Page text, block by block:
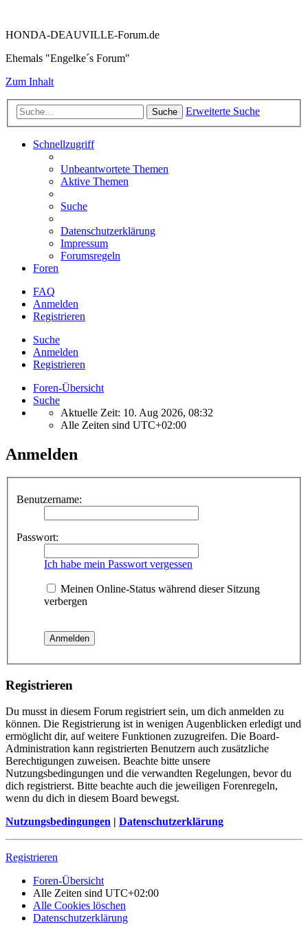
HONDA-DEAUVILLE-Forum.de
Ehemals "Engelke´s Forum"
Zum Inhalt
Suche Erweiterte Suche
Schnellzugriff
Unbeantwortete Themen
Aktive Themen
Suche
Datenschutzerklärung
Impressum
Forumsregeln
Foren
FAQ
Anmelden
Registrieren
Suche
Anmelden
Registrieren
Foren-Übersicht
Suche
Aktuelle Zeit: 10. Aug 2026, 08:32
Alle Zeiten sind UTC+02:00
Anmelden
Benutzername:
Passwort:
Ich habe mein Passwort vergessen
Meinen Online-Status während dieser Sitzung
verbergen
Registrieren
Du musst in diesem Forum registriert sein, um dich anmelden zu
können. Die Registrierung ist in wenigen Augenblicken erledigt und
ermöglicht dir, auf weitere Funktionen zuzugreifen. Die Board-
Administration kann registrierten Benutzern auch zusätzliche
Berechtigungen zuweisen. Beachte bitte unsere
Nutzungsbedingungen und die verwandten Regelungen, bevor du
dich registrierst. Bitte beachte auch die jeweiligen Forenregeln,
wenn du dich in diesem Board bewegst.
Nutzungsbedingungen | Datenschutzerklärung
Registrieren
Foren-Übersicht
Alle Zeiten sind UTC+02:00
Alle Cookies löschen
Datenschutzerklärung